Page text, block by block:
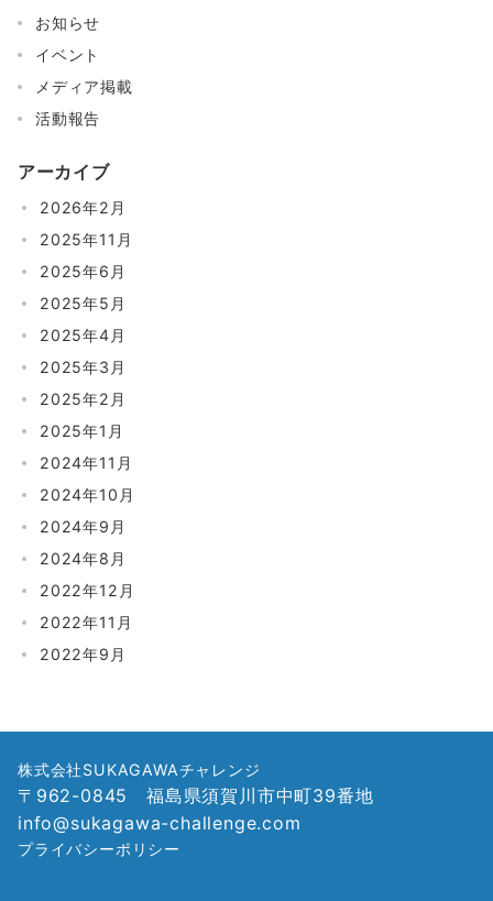
お知らせ
イベント
メディア掲載
活動報告
アーカイブ
2026年2月
2025年11月
2025年6月
2025年5月
2025年4月
2025年3月
2025年2月
2025年1月
2024年11月
2024年10月
2024年9月
2024年8月
2022年12月
2022年11月
2022年9月
株式会社SUKAGAWAチャレンジ
〒962-0845 福島県須賀川市中町39番地
info@sukagawa-challenge.com
プライバシーポリシー